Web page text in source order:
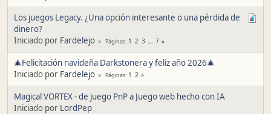
Los juegos Legacy. ¿Una opción interesante o una pérdida de
dinero?
Iniciado por Fardelejo Páginas 1 2 3 ... 7
🎄Felicitación navideña Darkstonera y feliz año 2026🎄
Iniciado por Fardelejo Páginas 1 2
Magical VORTEX - de juego PnP a Juego web hecho con IA
Iniciado por LordPep